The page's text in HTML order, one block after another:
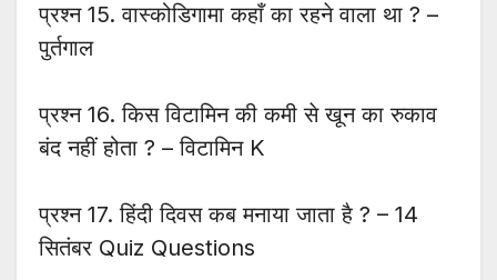
प्रश्न 15. वास्कोडिगामा कहाँ का रहने वाला था ? –
पुर्तगाल
प्रश्न 16. किस विटामिन की कमी से खून का रुकाव
बंद नहीं होता ? – विटामिन K
प्रश्न 17. हिंदी दिवस कब मनाया जाता है ? – 14
सितंबर Quiz Questions